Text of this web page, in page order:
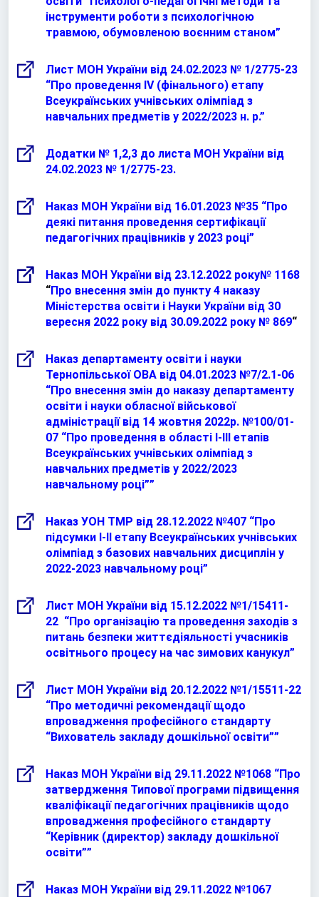
інструменти роботи з психологічною
травмою, обумовленою воєнним станом”
Лист МОН України від 24.02.2023 № 1/2775-23
“Про проведення ІV (фінального) етапу
Всеукраїнських учнівських олімпіад з
навчальних предметів у 2022/2023 н. р.”
Додатки № 1,2,3 до листа МОН України від
24.02.2023 № 1/2775-23.
Наказ МОН України від 16.01.2023 №35 “Про
деякі питання проведення сертифікації
педагогічних працівників у 2023 році”
Наказ МОН України від 23.12.2022 року№ 1168
“Про внесення змін до пункту 4 наказу
Міністерства освіти і Науки України від 30
вересня 2022 року від 30.09.2022 року № 869“
Наказ департаменту освіти і науки
Тернопільської ОВА від 04.01.2023 №7/2.1-06
“Про внесення змін до наказу департаменту
освіти і науки обласної військової
адміністрації від 14 жовтня 2022р. №100/01-
07 “Про проведення в області І-ІІІ етапів
Всеукраїнських учнівських олімпіад з
навчальних предметів у 2022/2023
навчальному році””
Наказ УОН ТМР від 28.12.2022 №407 “Про
підсумки І-ІІ етапу Всеукраїнських учнівських
олімпіад з базових навчальних дисциплін у
2022-2023 навчальному році”
Лист МОН України від 15.12.2022 №1/15411-
22 “Про організацію та проведення заходів з
питань безпеки життєдіяльності учасників
освітнього процесу на час зимових канукул”
Лист МОН України від 20.12.2022 №1/15511-22
“Про методичні рекомендації щодо
впровадження професійного стандарту
“Вихователь закладу дошкільної освіти””
Наказ МОН України від 29.11.2022 №1068 “Про
затвердження Типової програми підвищення
кваліфікації педагогічних працівників щодо
впровадження професійного стандарту
“Керівник (директор) закладу дошкільної
освіти””
Наказ МОН України від 29.11.2022 №1067